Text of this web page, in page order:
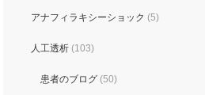
アナフィラキシーショック (5)
人工透析(103)
患者のブログ(50)